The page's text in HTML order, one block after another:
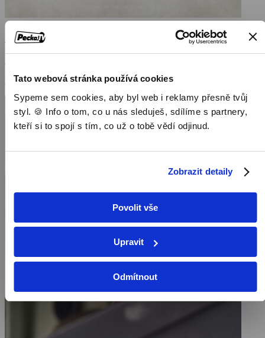
Tato webová stránka používá cookies
Sypeme sem cookies, aby byl web i reklamy přesně tvůj
styl. 🍪 Info o tom, co u nás sleduješ, sdílíme s partnery,
kteří si to spojí s tím, co už o tobě vědí odjinud.
Zobrazit detaily
Povolit vše
Upravit
Odmítnout
Sibérie
Filmy / Romantické filmy / Krimi filmy / Thrillery